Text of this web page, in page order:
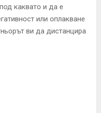
каквато и да е
или оплакване
ви да дистанцира